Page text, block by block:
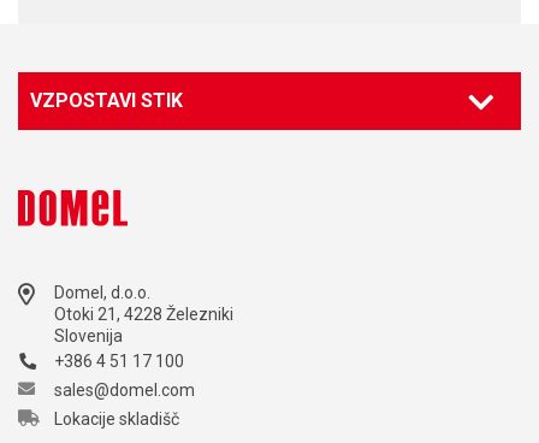
VZPOSTAVI STIK
Domel, d.o.o.
Otoki 21, 4228 Železniki
Slovenija
+386 4 51 17 100
sales@domel.com
Lokacije skladišč